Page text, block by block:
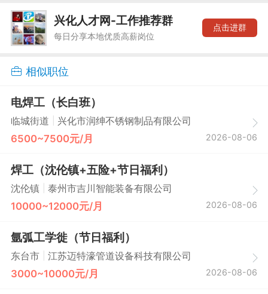
兴化人才网-工作推荐群
每日分享本地优质高薪岗位
点击进群
相似职位
电焊工（长白班）
临城街道 兴化市润绅不锈钢制品有限公司
6500~7500元/月 2026-08-06
焊工（沈伦镇+五险+节日福利）
沈伦镇 泰州市吉川智能装备有限公司
10000~12000元/月 2026-08-06
氩弧工学徙（节日福利）
东台市 江苏迈特濠管道设备科技有限公司
3000~10000元/月 2026-08-06